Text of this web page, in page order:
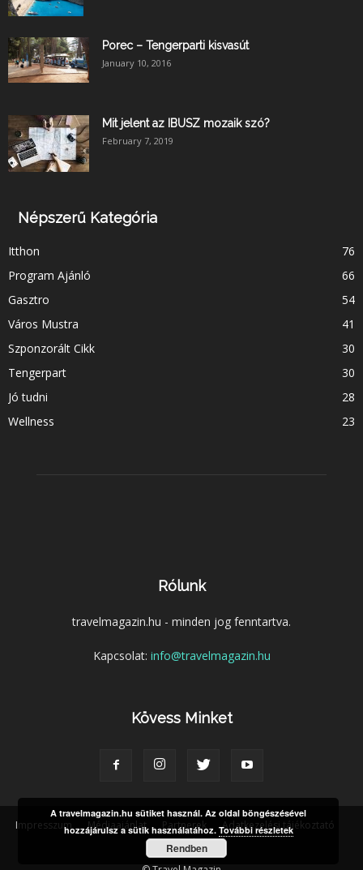
Porec – Tengerparti kisvasút
January 10, 2016
Mit jelent az IBUSZ mozaik szó?
February 7, 2019
Népszerű Kategória
Itthon
76
Program Ajánló
66
Gasztro
54
Város Mustra
41
Szponzorált Cikk
30
Tengerpart
30
Jó tudni
28
Wellness
23
Rólunk
travelmagazin.hu - minden jog fenntartva.
Kapcsolat: info@travelmagazin.hu
Kövess Minket
Impresszum Médiaajánlat Partnerek
Adatkezelési tájékoztató
Kapcsolat
A travelmagazin.hu sütiket használ. Az oldal böngészésével
hozzájárulsz a sütik használatához. További részletek
Rendben